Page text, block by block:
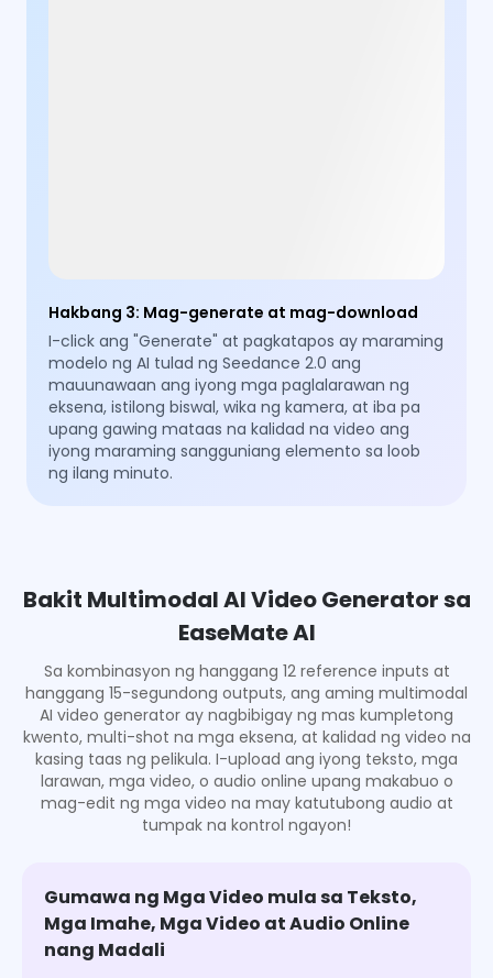
Hakbang 3: Mag-generate at mag-download
I-click ang "Generate" at pagkatapos ay maraming
modelo ng AI tulad ng Seedance 2.0 ang
mauunawaan ang iyong mga paglalarawan ng
eksena, istilong biswal, wika ng kamera, at iba pa
upang gawing mataas na kalidad na video ang
iyong maraming sangguniang elemento sa loob
ng ilang minuto.
Bakit Multimodal AI Video Generator sa
EaseMate AI
Sa kombinasyon ng hanggang 12 reference inputs at
hanggang 15-segundong outputs, ang aming multimodal
AI video generator ay nagbibigay ng mas kumpletong
kwento, multi-shot na mga eksena, at kalidad ng video na
kasing taas ng pelikula. I-upload ang iyong teksto, mga
larawan, mga video, o audio online upang makabuo o
mag-edit ng mga video na may katutubong audio at
tumpak na kontrol ngayon!
Gumawa ng Mga Video mula sa Teksto,
Mga Imahe, Mga Video at Audio Online
nang Madali